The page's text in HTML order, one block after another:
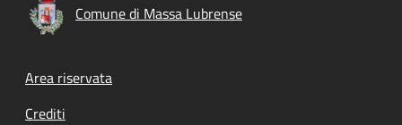
Comune di Massa Lubrense
Footer menu
Area riservata
Crediti